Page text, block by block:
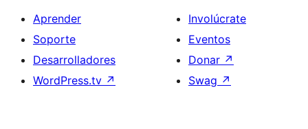
Aprender
Soporte
Desarrolladores
WordPress.tv ↗
Involúcrate
Eventos
Donar ↗
Swag ↗